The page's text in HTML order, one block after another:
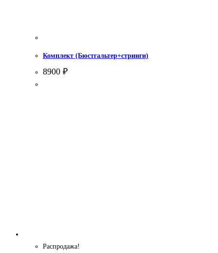
Комплект (Бюстгальтер+стринги)
8900 ₽
Распродажа!